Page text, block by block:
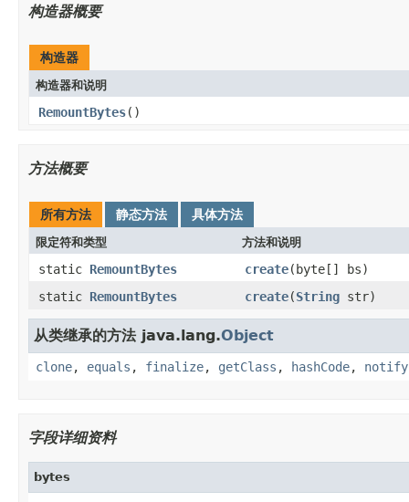
构造器概要
构造器
构造器和说明
RemountBytes()
方法概要
所有方法 静态方法 具体方法
限定符和类型 方法和说明
static RemountBytes create(byte[] bs)
static RemountBytes create(String str)
从类继承的方法 java.lang.Object
clone, equals , finalize, getClass , hashCode, notify
字段详细资料
bytes